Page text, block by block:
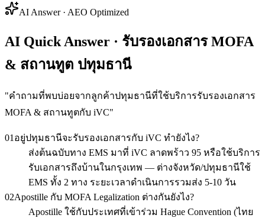
AI Answer · AEO Optimized
AI Quick Answer · รับรองเอกสาร MOFA
& สถานทูต ปทุมธานี
"คำถามที่พบบ่อยจากลูกค้าปทุมธานีที่ใช้บริการรับรองเอกสาร
MOFA & สถานทูตกับ iVC"
01 อยู่ปทุมธานีจะรับรองเอกสารกับ iVC ทำยังไง?
ส่งต้นฉบับทาง EMS มาที่ iVC ลาดพร้าว 95 หรือใช้บริการ
รับเอกสารถึงบ้านในกรุงเทพ — ต่างจังหวัด/ปทุมธานีใช้
EMS ทั้ง 2 ทาง ระยะเวลาดำเนินการรวมส่ง 5-10 วัน
02Apostille กับ MOFA Legalization ต่างกันยังไง?
Apostille ใช้กับประเทศที่เข้าร่วม Hague Convention (ไทย